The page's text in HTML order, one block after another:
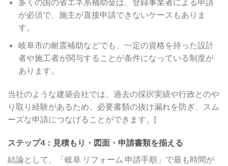
多くの国の省エネ系補助金は、登録事業者による申請
が必須で、施主が直接申請できないケースもありま
す。
岐阜市の耐震補助などでも、一定の資格を持った設計
者や施工者が関与することが条件になっている制度が
あります。
当社のような建築会社では、過去の採択実績や行政とのや
り取り経験があるため、必要書類の抜け漏れを防ぎ、スム
ーズな申請につなげることができます。[
ステップ4：見積もり・図面・申請書類を揃える
結論として、「岐阜 リフォーム 申請手順」で最も時間が